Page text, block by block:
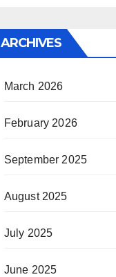
ARCHIVES
March 2026
February 2026
September 2025
August 2025
July 2025
June 2025